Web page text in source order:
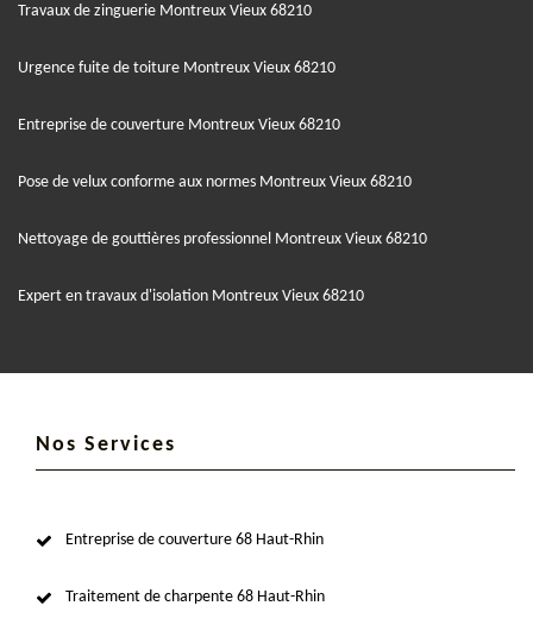
Travaux de zinguerie Montreux Vieux 68210
Urgence fuite de toiture Montreux Vieux 68210
Entreprise de couverture Montreux Vieux 68210
Pose de velux conforme aux normes Montreux Vieux 68210
Nettoyage de gouttières professionnel Montreux Vieux 68210
Expert en travaux d'isolation Montreux Vieux 68210
Nos Services
Entreprise de couverture 68 Haut-Rhin
Traitement de charpente 68 Haut-Rhin